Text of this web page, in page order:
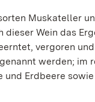
Muskateller
dieser Wein das
vergoren
werden; im
und Erdbeere